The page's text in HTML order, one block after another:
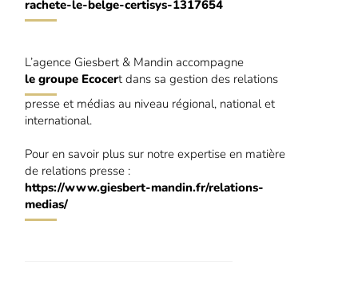
rachete-le-belge-certisys-1317654
L’agence Giesbert & Mandin accompagne
le groupe Ecocert dans sa gestion des relations
presse et médias au niveau régional, national et
international.
Pour en savoir plus sur notre expertise en matière
de relations presse :
https://www.giesbert-mandin.fr/relations-
medias/